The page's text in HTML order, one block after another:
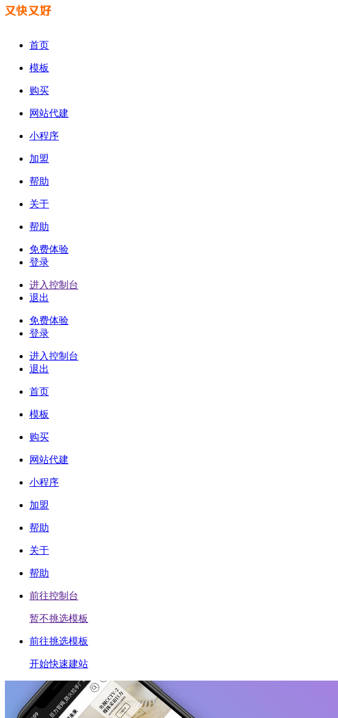
首页
模板
购买
网站代建
小程序
加盟
帮助
关于
帮助
免费体验
登录
进入控制台
退出
免费体验
登录
进入控制台
退出
首页
模板
购买
网站代建
小程序
加盟
帮助
关于
帮助
前往控制台
暂不挑选模板
前往挑选模板
开始快速建站